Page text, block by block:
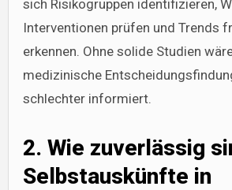
sich Risikogruppen identifizieren,
Interventionen prüfen und Trends
erkennen. Ohne solide Studien
medizinische
schlechter informiert.
2. Wie zuverlässig
Selbstauskünfte in